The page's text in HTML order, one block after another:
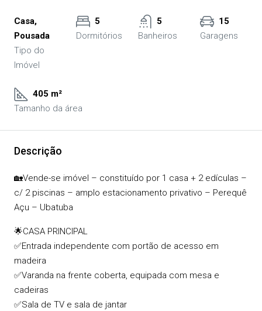
Casa,
Pousada
Tipo do
Imóvel
5
Dormitórios
5
Banheiros
15
Garagens
405 m²
Tamanho da área
Descrição
🏡Vende-se imóvel – constituído por 1 casa + 2 edículas –
c/ 2 piscinas – amplo estacionamento privativo – Perequê
Açu – Ubatuba
🌟CASA PRINCIPAL
✅Entrada independente com portão de acesso em
madeira
✅Varanda na frente coberta, equipada com mesa e
cadeiras
✅Sala de TV e sala de jantar